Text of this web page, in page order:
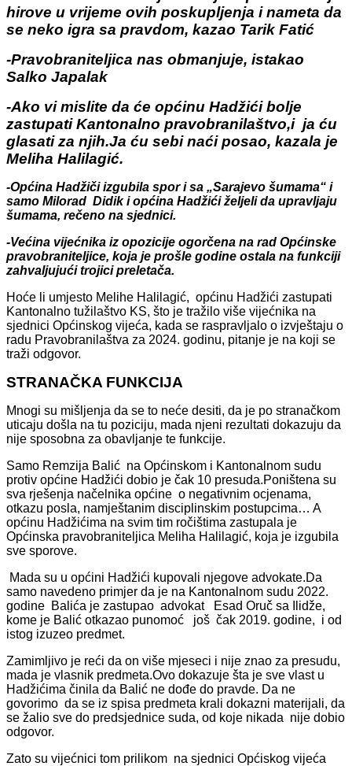
hirove u vrijeme ovih poskupljenja i nameta da
se neko igra sa pravdom, kazao Tarik Fatić
-Pravobraniteljica nas obmanjuje, istakao
Salko Japalak
-Ako vi mislite da će općinu Hadžići bolje
zastupati Kantonalno pravobranilaštvo,i ja ću
glasati za njih.Ja ću sebi naći posao, kazala je
Meliha Halilagić.
-Općina Hadžiči izgubila spor i sa „Sarajevo šumama“ i
samo Milorad Didik i općina Hadžići željeli da upravljaju
šumama, rečeno na sjednici.
-Većina vijećnika iz opozicije ogorčena na rad Općinske
pravobraniteljice, koja je prošle godine ostala na funkciji
zahvaljujući trojici preletača.
Hoće li umjesto Melihe Halilagić, općinu Hadžići zastupati
Kantonalno tužilaštvo KS, što je tražilo više vijećnika na
sjednici Općinskog vijeća, kada se raspravljalo o izvještaju o
radu Pravobranilaštva za 2024. godinu, pitanje je na koji se
traži odgovor.
STRANAČKA FUNKCIJA
Mnogi su mišljenja da se to neće desiti, da je po stranačkom
uticaju došla na tu poziciju, mada njeni rezultati dokazuju da
nije sposobna za obavljanje te funkcije.
Samo Remzija Balić na Općinskom i Kantonalnom sudu
protiv općine Hadžići dobio je čak 10 presuda.Poništena su
sva rješenja načelnika općine o negativnim ocjenama,
otkazu posla, namještanim disciplinskim postupcima… A
općinu Hadžićima na svim tim ročištima zastupala je
Općinska pravobraniteljica Meliha Halilagić, koja je izgubila
sve sporove.
Mada su u općini Hadžići kupovali njegove advokate.Da
samo navedeno primjer da je na Kantonalnom sudu 2022.
godine Balića je zastupao advokat Esad Oruč sa Ilidže,
kome je Balić otkazao punomoć još čak 2019. godine, i od
istog izuzeo predmet.
Zamimljivo je reći da on više mjeseci i nije znao za presudu,
mada je vlasnik predmeta.Ovo dokazuje šta je sve vlast u
Hadžićima činila da Balić ne dođe do pravde. Da ne
govorimo da se iz spisa predmeta krali dokazni materijali, da
se žalio sve do predsjednice suda, od koje nikada nije dobio
odgovor.
Zato su vijećnici tom prilikom na sjednici Općiskog vijeća